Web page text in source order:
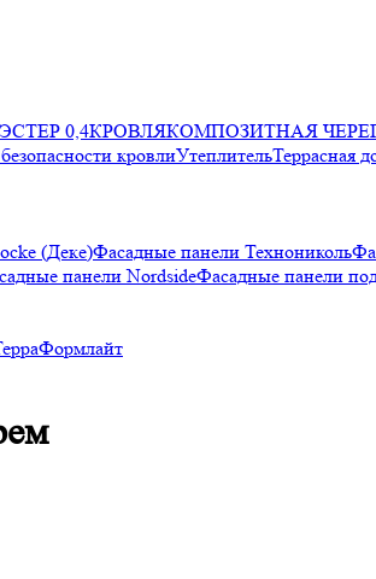
0,4КРОВЛЯКОМПОЗИТНАЯ
кровлиУтеплительТеррасная
(Деке)Фасадные панели Технониколь
панели NordsideФасадные панели
Формлайт